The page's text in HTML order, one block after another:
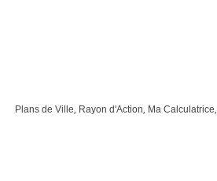
Plans de Ville, Rayon d'Action, Ma Calculatrice,